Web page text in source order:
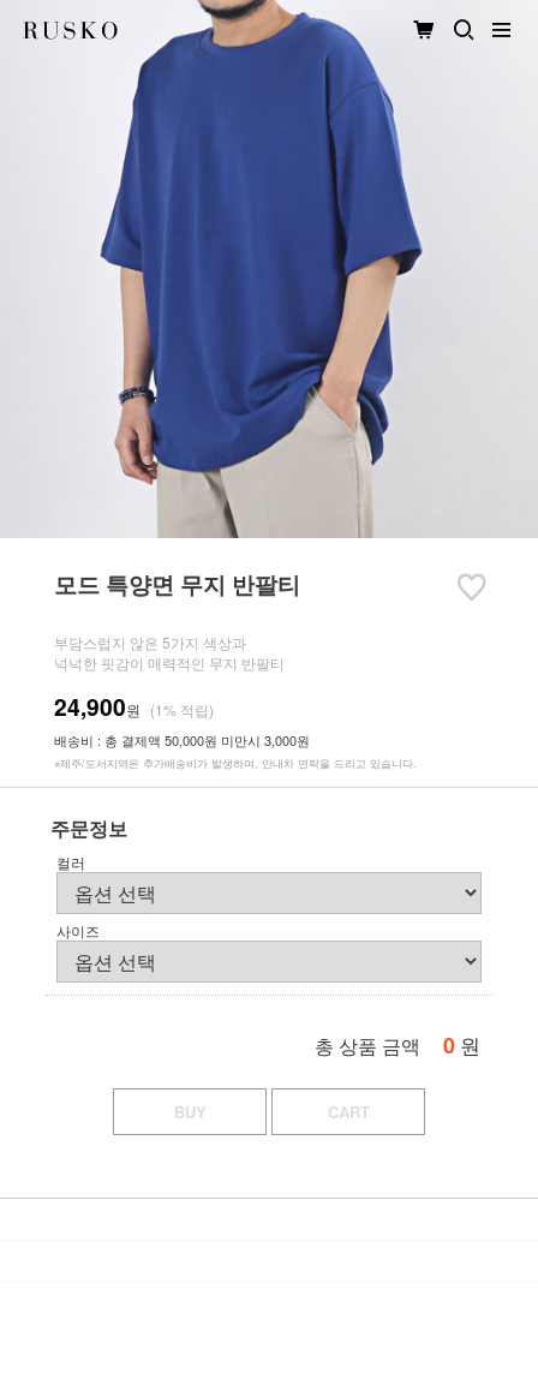
모드 특양면 무지 반팔티
부담스럽지 않은 5가지 색상과
넉넉한 핏감이 매력적인 무지 반팔티
24,900원 (1% 적립)
배송비 : 총 결제액 50,000원 미만시 3,000원
※제주/도서지역은 추가배송비가 발생하며, 안내차 연락을 드리고 있습니다.
주문정보
컬러
사이즈
총 상품 금액 0 원
BUY CART